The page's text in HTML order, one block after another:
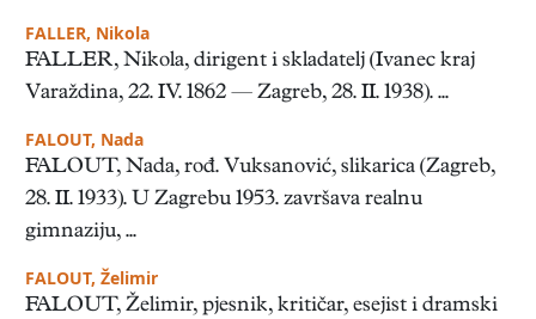
FALLER, Nikola
FALLER, Nikola, dirigent i skladatelj (Ivanec kraj
Varaždina, 22. IV. 1862 — Zagreb, 28. II. 1938). ...
FALOUT, Nada
FALOUT, Nada, rođ. Vuksanović, slikarica (Zagreb,
28. II. 1933). U Zagrebu 1953. završava realnu
gimnaziju, ...
FALOUT, Želimir
FALOUT, Želimir, pjesnik, kritičar, esejist i dramski